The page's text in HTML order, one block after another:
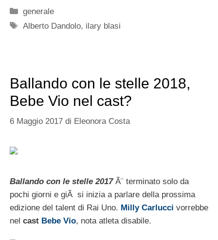
Categorie
generale
Tag
Alberto Dandolo, ilary blasi
Ballando con le stelle 2018,
Bebe Vio nel cast?
6 Maggio 2017 di Eleonora Costa
Ballando con le stelle 2017 Ã¨ terminato solo da
pochi giorni e giÃ si inizia a parlare della prossima
edizione del talent di Rai Uno. Milly Carlucci vorrebbe
nel cast Bebe Vio, nota atleta disabile.